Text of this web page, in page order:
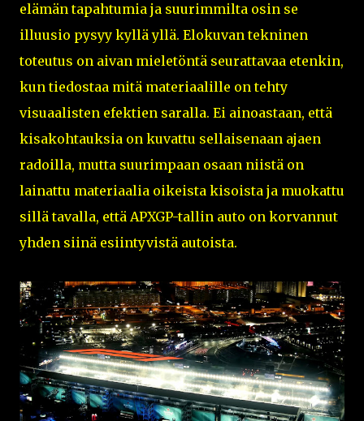
elämän tapahtumia ja suurimmilta osin se
illuusio pysyy kyllä yllä. Elokuvan tekninen
toteutus on aivan mieletöntä seurattavaa etenkin,
kun tiedostaa mitä materiaalille on tehty
visuaalisten efektien saralla. Ei ainoastaan, että
kisakohtauksia on kuvattu sellaisenaan ajaen
radoilla, mutta suurimpaan osaan niistä on
lainattu materiaalia oikeista kisoista ja muokattu
sillä tavalla, että APXGP-tallin auto on korvannut
yhden siinä esiintyvistä autoista.